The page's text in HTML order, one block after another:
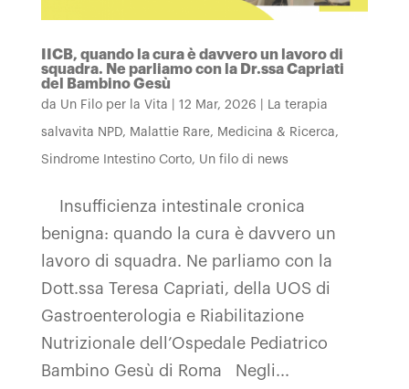
IICB, quando la cura è davvero un lavoro di
squadra. Ne parliamo con la Dr.ssa Capriati
del Bambino Gesù
da Un Filo per la Vita 12 Mar, 2026 La terapia
salvavita NPD, Malattie Rare, Medicina & Ricerca,
Sindrome Intestino Corto, Un filo di news
Insufficienza intestinale cronica
benigna: quando la cura è davvero un
lavoro di squadra. Ne parliamo con la
Dott.ssa Teresa Capriati, della UOS di
Gastroenterologia e Riabilitazione
Nutrizionale dell’Ospedale Pediatrico
Bambino Gesù di Roma Negli...